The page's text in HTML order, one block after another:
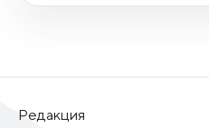
Редакция